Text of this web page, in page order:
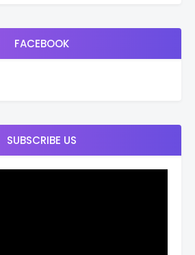
FACEBOOK
SUBSCRIBE US